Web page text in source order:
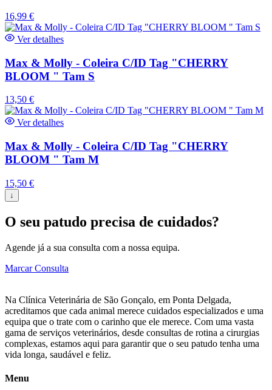
16,99 €
Ver detalhes
Max & Molly - Coleira C/ID Tag "CHERRY
BLOOM " Tam S
13,50 €
Ver detalhes
Max & Molly - Coleira C/ID Tag "CHERRY
BLOOM " Tam M
15,50 €
↓
O seu patudo precisa de cuidados?
Agende já a sua consulta com a nossa equipa.
Marcar Consulta
Na Clínica Veterinária de São Gonçalo, em Ponta Delgada,
acreditamos que cada animal merece cuidados especializados e uma
equipa que o trate com o carinho que ele merece. Com uma vasta
gama de serviços veterinários, desde consultas de rotina a cirurgias
complexas, estamos aqui para garantir que o seu patudo tenha uma
vida longa, saudável e feliz.
Menu